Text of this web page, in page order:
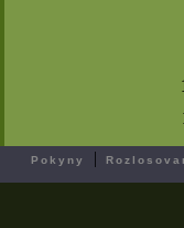
Pokyny |